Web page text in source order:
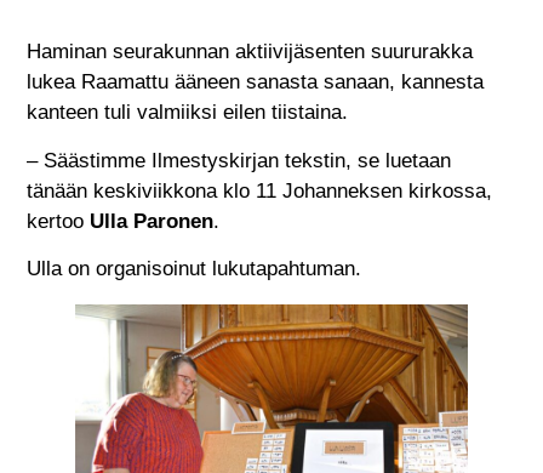
Haminan seurakunnan aktiivijäsenten suururakka
lukea Raamattu ääneen sanasta sanaan, kannesta
kanteen tuli valmiiksi eilen tiistaina.
– Säästimme Ilmestyskirjan tekstin, se luetaan
tänään keskiviikkona klo 11 Johanneksen kirkossa,
kertoo Ulla Paronen.
Ulla on organisoinut lukutapahtuman.